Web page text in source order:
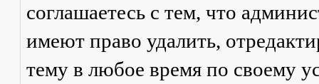
соглашаетесь с тем, что
имеют право удалить,
тему в любое время по своему